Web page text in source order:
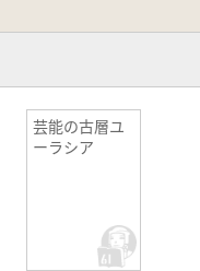
芸能の古層ユ
ーラシア